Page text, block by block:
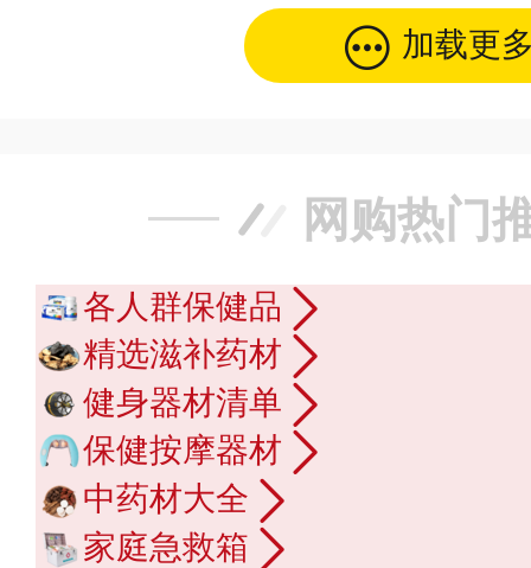
加载更
网购热门
各人群保健品
精选滋补药材
健身器材清单
保健按摩器材
中药材大全
家庭急救箱